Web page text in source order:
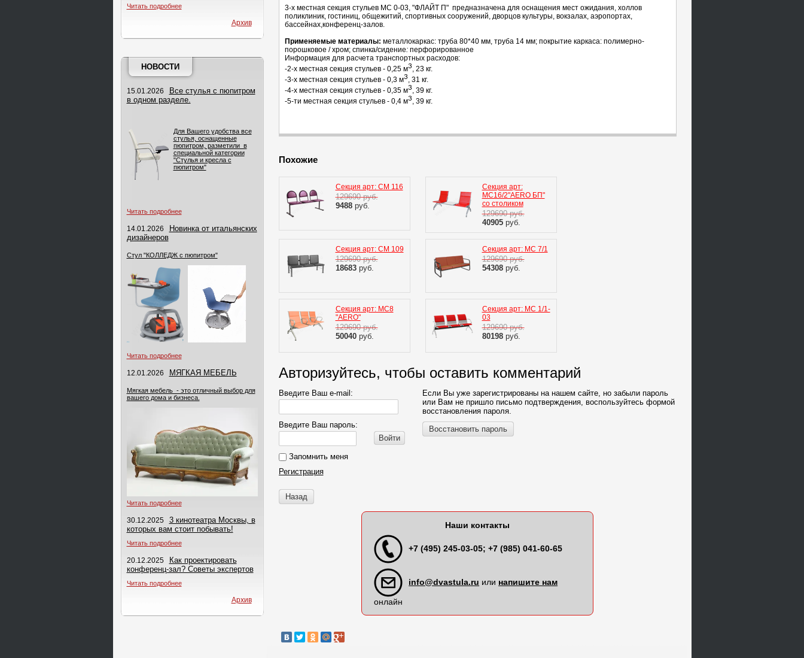
Читать подробнее
Архив
НОВОСТИ
15.01.2026
Все стулья с пюпитром
в одном разделе.
Для Вашего удобства все
стулья, оснащенные
пюпитром, разметили в
специальной категории
"Стулья и кресла с
пюпитром"
Читать подробнее
14.01.2026
Новинка от итальянских
дизайнеров
Стул "КОЛЛЕДЖ с пюпитром"
Читать подробнее
12.01.2026 МЯГКАЯ МЕБЕЛЬ
Мягкая мебель - это отличный выбор для
вашего дома и бизнеса.
Читать подробнее
30.12.2025
3 кинотеатра Москвы, в
которых вам стоит побывать!
Читать подробнее
20.12.2025
Как проектировать
конференц-зал? Советы экспертов
Читать подробнее
Архив
3-х местная секция стульев МС 0-03, "ФЛАЙТ П" предназначена для оснащения мест ожидания, холлов
поликлиник, гостиниц, общежитий, спортивных сооружений, дворцов культуры, вокзалах, аэропортах,
бассейнах,конференц-залов.
Применяемые материалы: металлокаркас: труба 80*40 мм, труба 14 мм; покрытие каркаса: полимерно-
порошковое / хром; спинка/сидение:перфорированное
Информация для расчета транспортных расходов:
-2-х местная секция стульев - 0,25 м3, 23 кг.
-3-х местная секция стульев - 0,3 м3, 31 кг.
-4-х местная секция стульев - 0,35 м3, 39 кг.
-5-ти местная секция стульев - 0,4 м3, 39 кг.
Похожие
Секция арт: СМ 116
129690руб.
9488руб.
Секция арт:
МС16/2"AERO БП"
со столиком
129690руб.
40905руб.
Секция арт: СМ 109
129690руб.
18683руб.
Секция арт: МС 7/1
129690руб.
54308руб.
Секция арт: МС8
"AERO"
129690руб.
50040руб.
Секция арт: МС 1/1-
03
129690руб.
80198руб.
Авторизуйтесь, чтобы оставить комментарий
Введите Ваш e-mail:
Введите Ваш пароль:
Войти
Запомнить меня
Регистрация
Если Вы уже зарегистрированы на нашем сайте, но забыли пароль
или Вам не пришло письмо подтверждения, воспользуйтесь формой
восстановления пароля.
Восстановить пароль
Назад
Наши контакты
+7 (495) 245-03-05; +7 (985) 041-60-65
info@dvastula.ru или напишите нам
онлайн